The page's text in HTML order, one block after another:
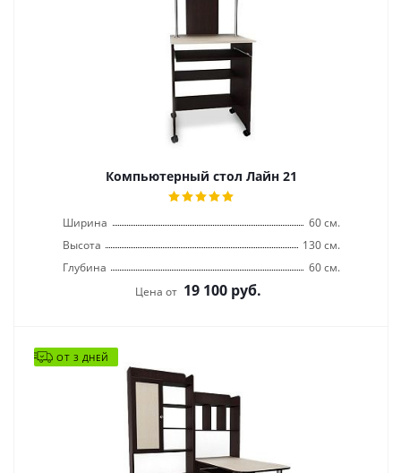
Компьютерный стол Лайн 21
Ширина
60 см.
Высота
130 см.
Глубина
60 см.
Цена от 19 100 руб.
ОТ 3 ДНЕЙ